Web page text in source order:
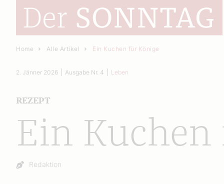
Home Alle Artikel Ein Kuchen für Könige
Ein Kuchen
REZEPT
2. Jänner 2026 Ausgabe Nr. 4 Leben
Autor:
Redaktion